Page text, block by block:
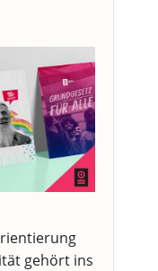
gehört ins